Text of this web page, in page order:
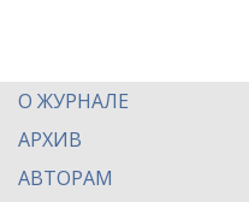
О ЖУРНАЛЕ
АРХИВ
АВТОРАМ